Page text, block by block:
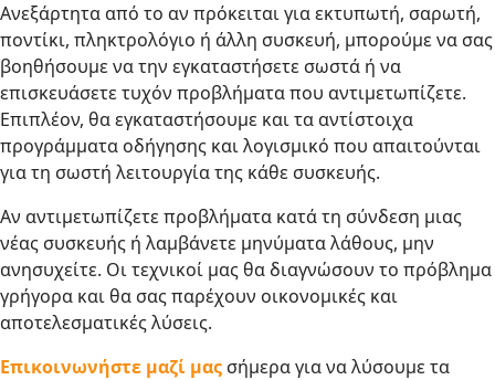
Ανεξάρτητα από το αν πρόκειται για εκτυπωτή, σαρωτή,
ποντίκι, πληκτρολόγιο ή άλλη συσκευή, μπορούμε να σας
βοηθήσουμε να την εγκαταστήσετε σωστά ή να
επισκευάσετε τυχόν προβλήματα που αντιμετωπίζετε.
Επιπλέον, θα εγκαταστήσουμε και τα αντίστοιχα
προγράμματα οδήγησης και λογισμικό που απαιτούνται
για τη σωστή λειτουργία της κάθε συσκευής.
Αν αντιμετωπίζετε προβλήματα κατά τη σύνδεση μιας
νέας συσκευής ή λαμβάνετε μηνύματα λάθους, μην
ανησυχείτε. Οι τεχνικοί μας θα διαγνώσουν το πρόβλημα
γρήγορα και θα σας παρέχουν οικονομικές και
αποτελεσματικές λύσεις.
Επικοινωνήστε μαζί μας σήμερα για να λύσουμε τα